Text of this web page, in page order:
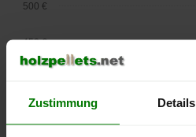
Zustimmung Details
450 €
500 €